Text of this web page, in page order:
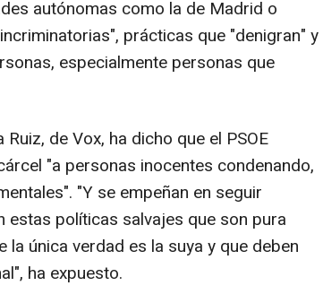
autónomas como la de Madrid o
prácticas que "denigran" y
especialmente personas que
de Vox, ha dicho que el PSOE
"a personas inocentes condenando,
"Y se empeñan en seguir
políticas salvajes que son pura
única verdad es la suya y que deben
ha expuesto.